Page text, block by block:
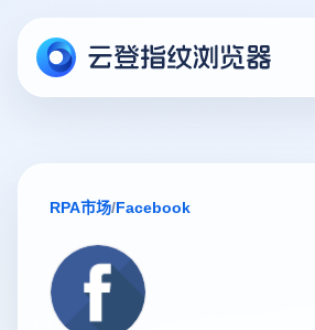
RPA市场/Facebook